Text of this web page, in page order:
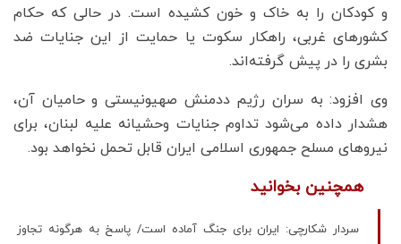
و کودکان را به خاک و خون کشیده است. در حالی که حکام
کشورهای غربی، راهکار سکوت یا حمایت از این جنایات ضد
بشری را در پیش گرفته‌اند.
وی افزود: به سران رژیم ددمنش صهیونیستی و حامیان آن،
هشدار داده می‌شود تداوم جنایات وحشیانه علیه لبنان، برای
نیروهای مسلح جمهوری اسلامی ایران قابل تحمل نخواهد بود.
همچنین بخوانید
سردار شکارچی: ایران برای جنگ آماده است/ پاسخ به هرگونه تجاوز